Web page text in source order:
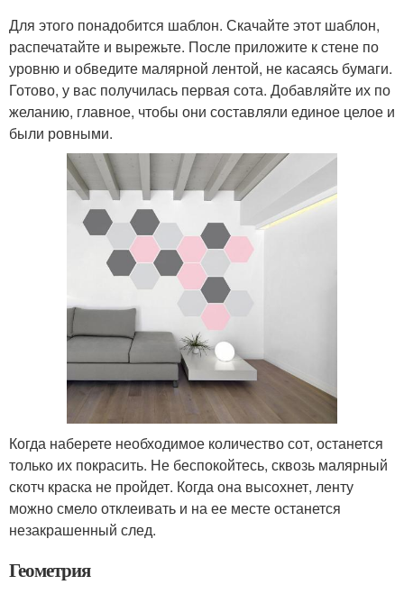
Для этого понадобится шаблон. Скачайте этот шаблон,
распечатайте и вырежьте. После приложите к стене по
уровню и обведите малярной лентой, не касаясь бумаги.
Готово, у вас получилась первая сота. Добавляйте их по
желанию, главное, чтобы они составляли единое целое и
были ровными.
Когда наберете необходимое количество сот, останется
только их покрасить. Не беспокойтесь, сквозь малярный
скотч краска не пройдет. Когда она высохнет, ленту
можно смело отклеивать и на ее месте останется
незакрашенный след.
Геометрия